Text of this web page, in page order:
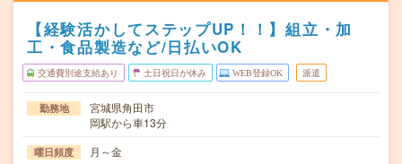
【経験活かしてステップUP！！】組立・加
工・食品製造など/日払いOK
交通費別途支給あり 土日祝日が休み WEB登録OK 派遣
勤務地
宮城県角田市
岡駅から車13分
曜日頻度 月～金